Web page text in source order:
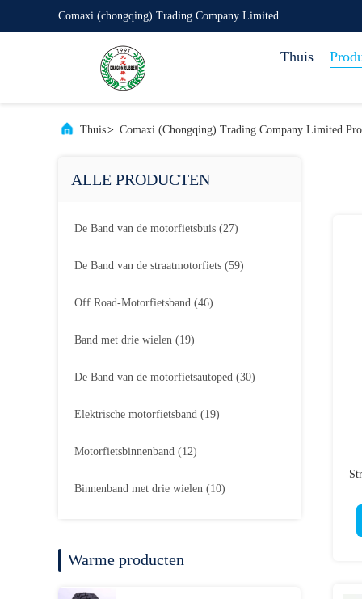
Comaxi (chongqing) Trading Company Limited
Thuis
Thuis> Comaxi (chongqing) Trading Company Limited
ALLE PRODUCTEN
De Band van de motorfietsbuis (27)
De Band van de straatmotorfiets (59)
Off Road-Motorfietsband (46)
Band met drie wielen (19)
De Band van de motorfietsautoped (30)
Elektrische motorfietsband (19)
Motorfietsbinnenband (12)
Binnenband met drie wielen (10)
Warme producten